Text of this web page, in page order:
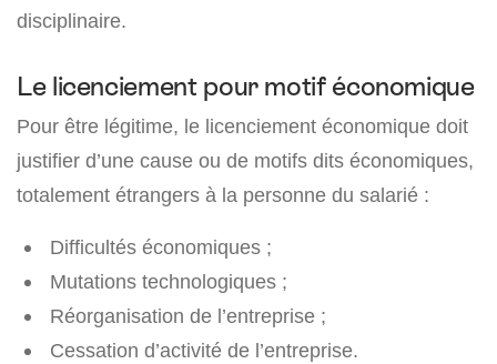
disciplinaire.
Le licenciement pour motif économique
Pour être légitime, le licenciement économique doit
justifier d’une cause ou de motifs dits économiques,
totalement étrangers à la personne du salarié :
Difficultés économiques ;
Mutations technologiques ;
Réorganisation de l’entreprise ;
Cessation d’activité de l’entreprise.